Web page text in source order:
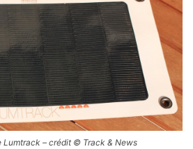
Lumtrack – crédit © Track & News